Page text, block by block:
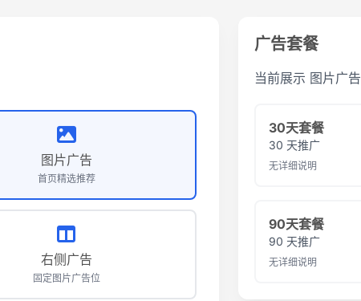
图片广告
首页精选推荐
右侧广告
固定图片广告位
广告套餐
当前展示 图片广告
30天套餐
30 天推广
无详细说明
90天套餐
90 天推广
无详细说明